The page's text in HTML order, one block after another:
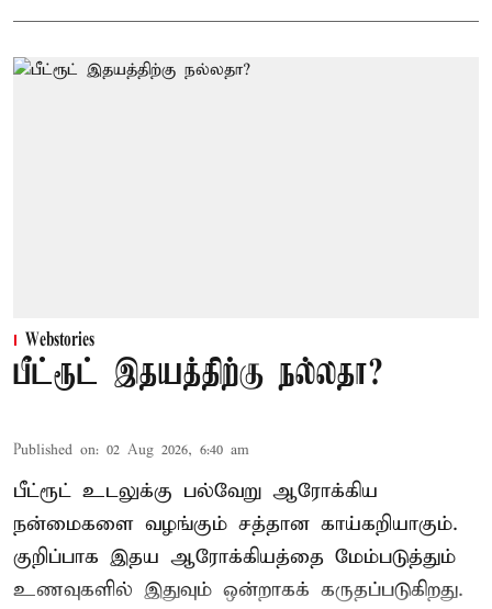
Webstories
பீட்ரூட் இதயத்திற்கு நல்லதா?
Published on: 02 Aug 2026, 6:40 am
பீட்ரூட் உடலுக்கு பல்வேறு ஆரோக்கிய
நன்மைகளை வழங்கும் சத்தான காய்கறியாகும்.
குறிப்பாக இதய ஆரோக்கியத்தை மேம்படுத்தும்
உணவுகளில் இதுவும் ஒன்றாகக் கருதப்படுகிறது.